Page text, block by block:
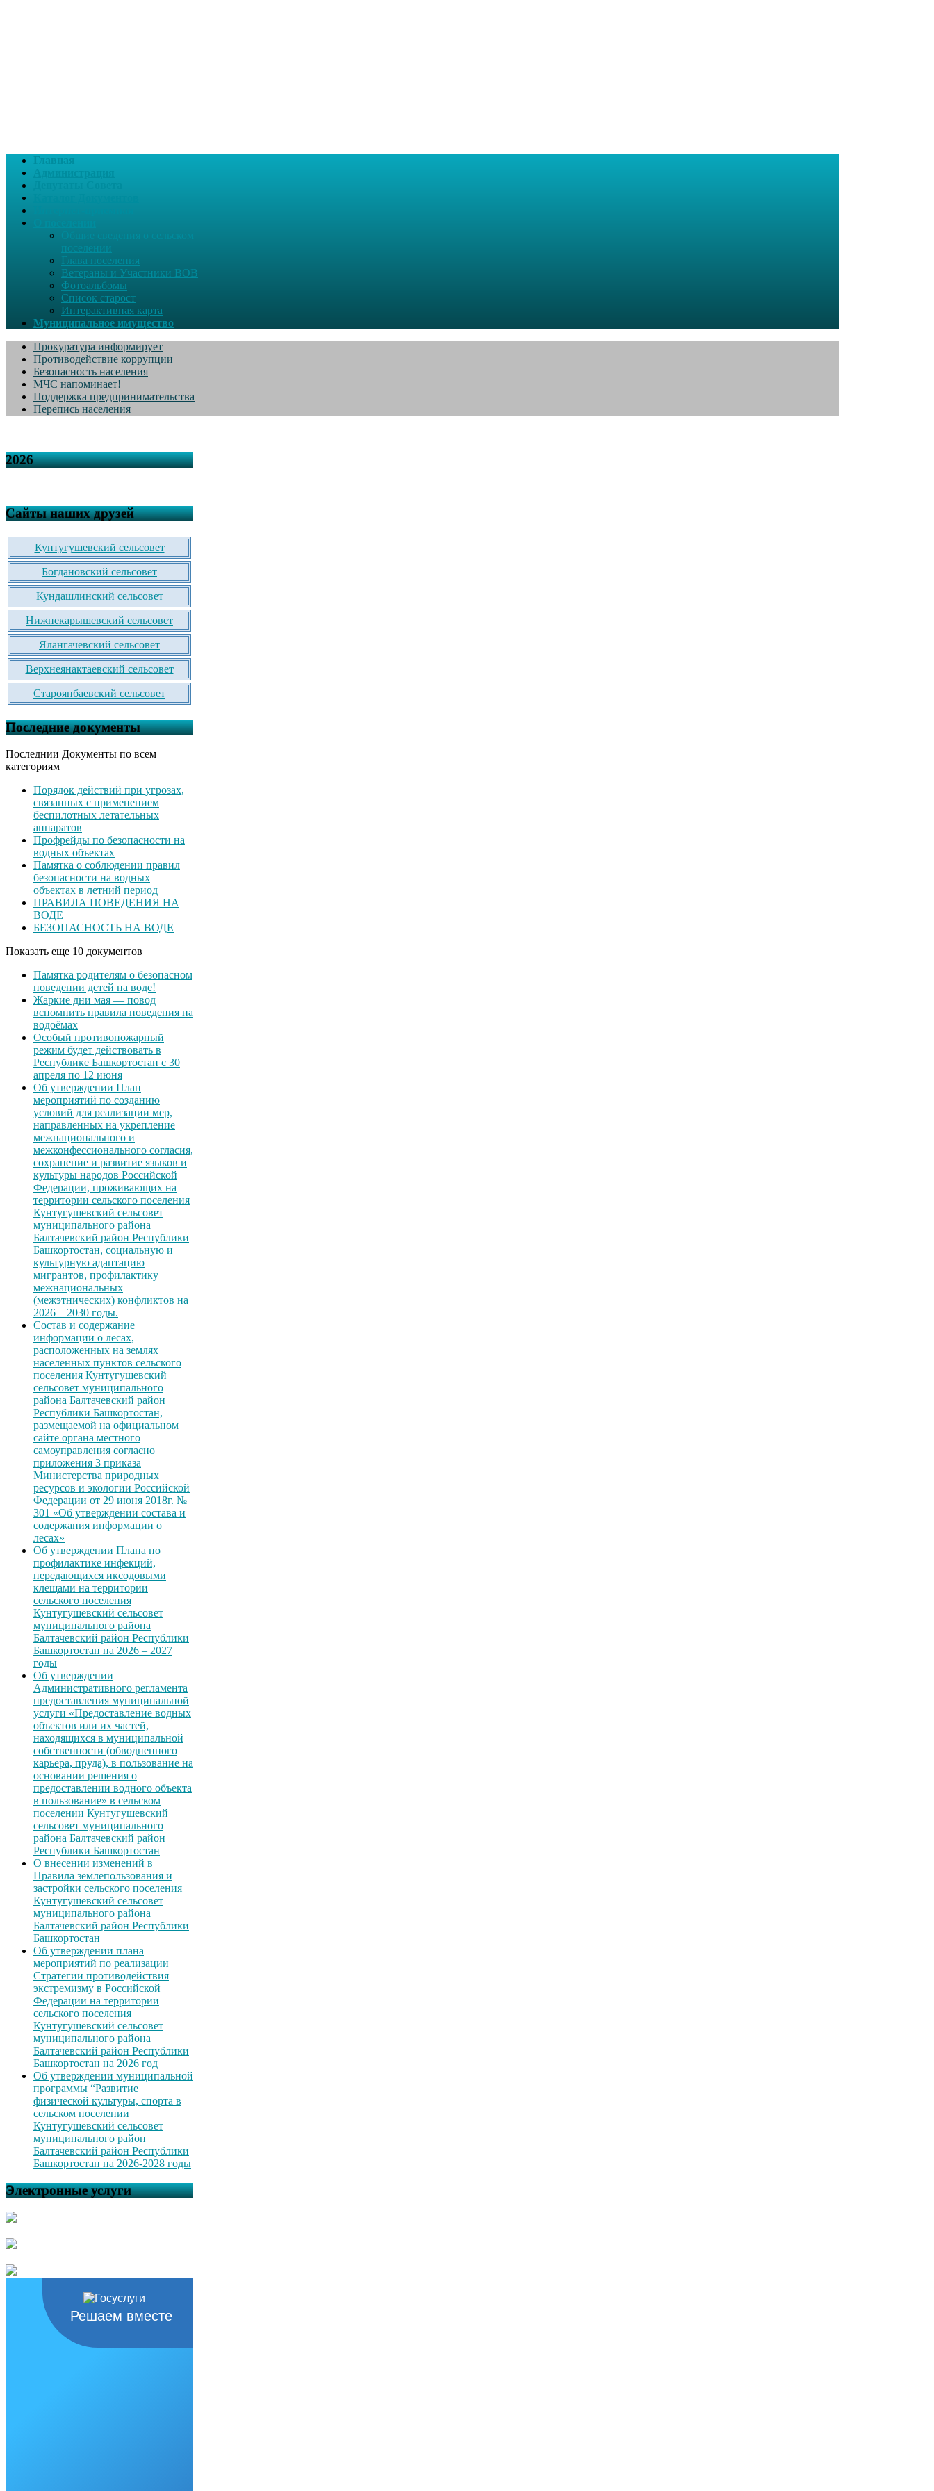
Главная
поселении
Глава поселения
Ветераны и Участники ВОВ
Фотоальбомы
Список старост
Интерактивная карта
Муниципальное имущество
Прокуратура информирует
Противодействие коррупции
Безопасность населения
МЧС напоминает!
Поддержка предпринимательства
Перепись населения
2026
Сайты наших друзей
Кунтугушевский сельсовет
Богдановский сельсовет
Кундашлинский сельсовет
Нижнекарышевский сельсовет
Ялангачевский сельсовет
Верхнеянактаевский сельсовет
Староянбаевский сельсовет
Последние документы
Последнии Документы по всем
категориям
Порядок действий при угрозах,
связанных с применением
беспилотных летательных
аппаратов
Профрейды по безопасности на
водных объектах
Памятка о соблюдении правил
безопасности на водных
объектах в летний период
ПРАВИЛА ПОВЕДЕНИЯ НА
ВОДЕ
БЕЗОПАСНОСТЬ НА ВОДЕ
Показать еще 10 документов
Памятка родителям о безопасном
поведении детей на воде!
Жаркие дни мая — повод
вспомнить правила поведения на
водоёмах
Особый противопожарный
режим будет действовать в
Республике Башкортостан с 30
апреля по 12 июня
Об утверждении План
мероприятий по созданию
условий для реализации мер,
направленных на укрепление
межнационального и
межконфессионального согласия,
сохранение и развитие языков и
культуры народов Российской
Федерации, проживающих на
территории сельского поселения
Кунтугушевский сельсовет
муниципального района
Балтачевский район Республики
Башкортостан, социальную и
культурную адаптацию
мигрантов, профилактику
межнациональных
(межэтнических) конфликтов на
2026 – 2030 годы.
Состав и содержание
информации о лесах,
расположенных на землях
населенных пунктов сельского
поселения Кунтугушевский
сельсовет муниципального
района Балтачевский район
Республики Башкортостан,
размещаемой на официальном
сайте органа местного
самоуправления согласно
приложения 3 приказа
Министерства природных
ресурсов и экологии Российской
Федерации от 29 июня 2018г. №
301 «Об утверждении состава и
содержания информации о
лесах»
Об утверждении Плана по
профилактике инфекций,
передающихся иксодовыми
клещами на территории
сельского поселения
Кунтугушевский сельсовет
муниципального района
Балтачевский район Республики
Башкортостан на 2026 – 2027
годы
Об утверждении
Административного регламента
предоставления муниципальной
услуги «Предоставление водных
объектов или их частей,
находящихся в муниципальной
собственности (обводненного
карьера, пруда), в пользование на
основании решения о
предоставлении водного объекта
в пользование» в сельском
поселении Кунтугушевский
сельсовет муниципального
района Балтачевский район
Республики Башкортостан
О внесении изменений в
Правила землепользования и
застройки сельского поселения
Кунтугушевский сельсовет
муниципального района
Балтачевский район Республики
Башкортостан
Об утверждении плана
мероприятий по реализации
Стратегии противодействия
экстремизму в Российской
Федерации на территории
сельского поселения
Кунтугушевский сельсовет
муниципального района
Балтачевский район Республики
Башкортостан на 2026 год
Об утверждении муниципальной
программы “Развитие
физической культуры, спорта в
сельском поселении
Кунтугушевский сельсовет
муниципального район
Балтачевский район Республики
Башкортостан на 2026-2028 годы
Электронные услуги
Решаем вместе